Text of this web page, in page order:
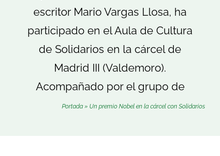
Hazte Socio/a
Voluntariado
escritor Mario Vargas Llosa, ha
participado en el Aula de Cultura
de Solidarios en la cárcel de
Madrid III (Valdemoro).
Acompañado por el grupo de
Portada » Un premio Nobel en la cárcel con Solidarios